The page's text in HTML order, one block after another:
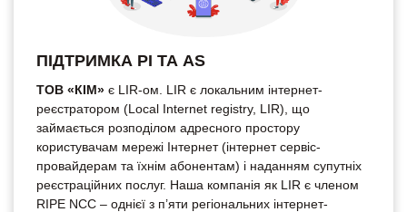
ПІДТРИМКА PI ТА AS
ТОВ «КІМ» є LIR-ом. LIR є локальним інтернет-
реєстратором (Local Internet registry, LIR), що
займається розподілом адресного простору
користувачам мережі Інтернет (інтернет сервіс-
провайдерам та їхнім абонентам) і наданням супутніх
реєстраційних послуг. Наша компанія як LIR є членом
RIPE NCC – однієї з п’яти регіональних інтернет-